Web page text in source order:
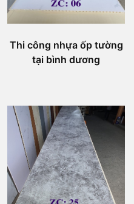
Thi công nhựa ốp tường
tại bình dương